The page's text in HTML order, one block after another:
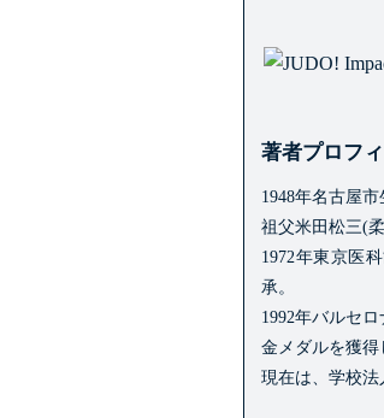
著者プロフ
1948年名古屋市
祖父米田松三(
1972年東京医
承。
1992年バルセ
金メダルを獲得
現在は、学校法